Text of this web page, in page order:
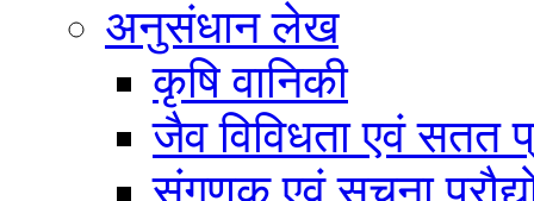
अनुसंधान लेख
कृषि वानिकी
जैव विविधता एवं सतत